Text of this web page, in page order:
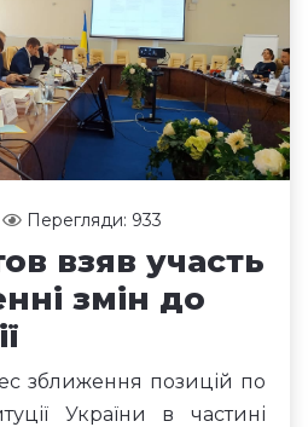
Перегляди: 933
взяв участь
змін до
зближення позицій по
України в частині